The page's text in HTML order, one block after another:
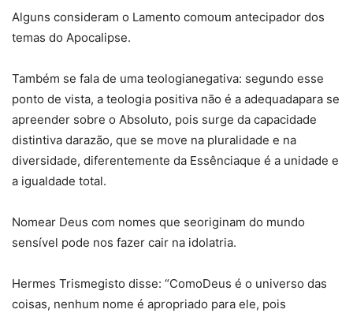
Alguns consideram o Lamento comoum antecipador dos
temas do Apocalipse.
Também se fala de uma teologianegativa: segundo esse
ponto de vista, a teologia positiva não é a adequadapara se
apreender sobre o Absoluto, pois surge da capacidade
distintiva darazão, que se move na pluralidade e na
diversidade, diferentemente da Essênciaque é a unidade e
a igualdade total.
Nomear Deus com nomes que seoriginam do mundo
sensível pode nos fazer cair na idolatria.
Hermes Trismegisto disse: “ComoDeus é o universo das
coisas, nenhum nome é apropriado para ele, pois